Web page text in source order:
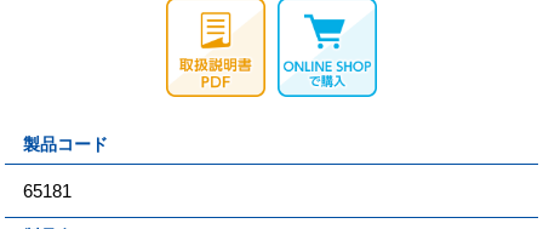
製品コード
65181